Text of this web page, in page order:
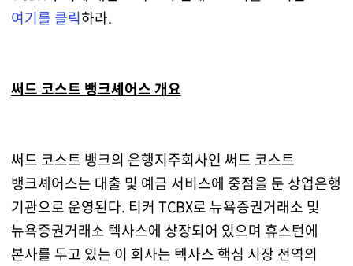
여기를 클릭하라.
써드 코스트 뱅크셰어스 개요
써드 코스트 뱅크의 은행지주회사인 써드 코스트
뱅크셰어스는 대출 및 예금 서비스에 중점을 둔 상업은행
기관으로 운영된다. 티커 TCBX로 뉴욕증권거래소 및
뉴욕증권거래소 텍사스에 상장되어 있으며 휴스턴에
본사를 두고 있는 이 회사는 텍사스 핵심 시장 전역의